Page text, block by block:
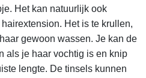
Het kan natuurlijk ook
Het is te krullen,
gewoon wassen. Je kan de
als je haar vochtig is en knip
lengte. De tinsels kunnen